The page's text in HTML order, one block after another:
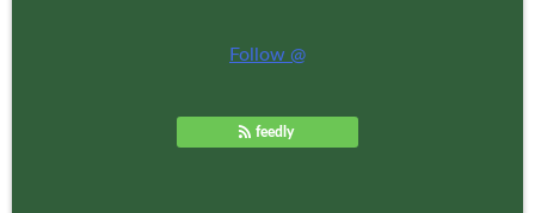
Follow @
feedly